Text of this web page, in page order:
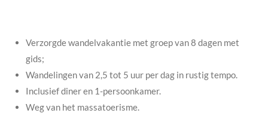
Verzorgde wandelvakantie met groep van 8 dagen met
gids;
Wandelingen van 2,5 tot 5 uur per dag in rustig tempo.
Inclusief diner en 1-persoonkamer.
Weg van het massatoerisme.